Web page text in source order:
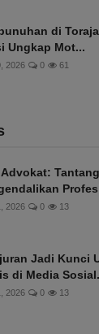
di
Ungkap Mot...
2026 0 61
Advokat:
2026 0 13
Jadi Kunci
di Media
2026 0 13